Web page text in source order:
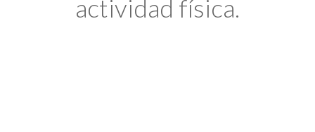
actividad física.